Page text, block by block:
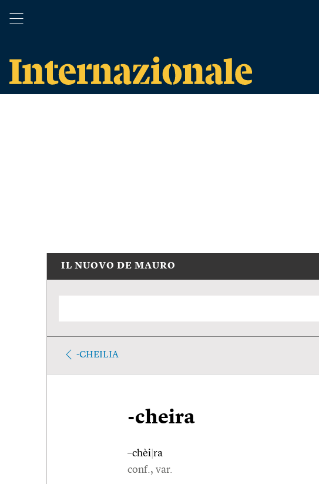
IL NUOVO DE MAURO
-CHEILIA
-cheira
–chèi ra
conf., var.